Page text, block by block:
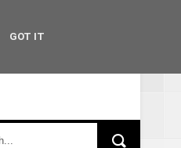
GOT IT